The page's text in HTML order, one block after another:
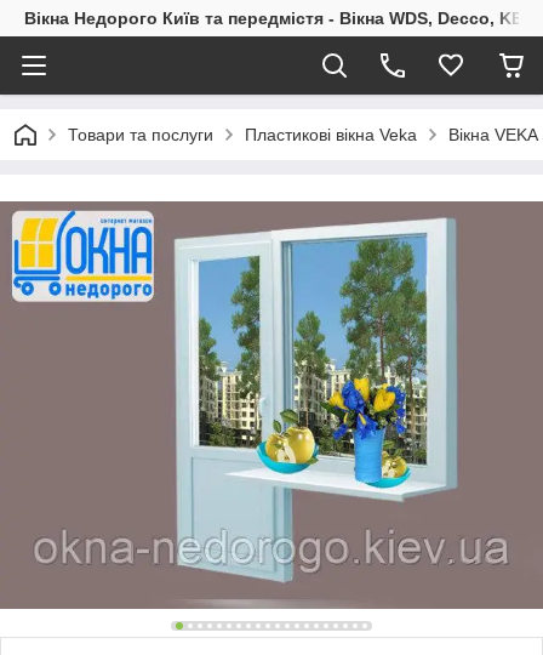
Вікна Недорого Київ та передмістя - Вікна WDS, Decco,
Товари та послуги Пластикові вікна Veka Вікна